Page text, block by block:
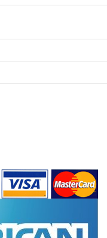
***0534 237 85 11
müşteri hizmetler